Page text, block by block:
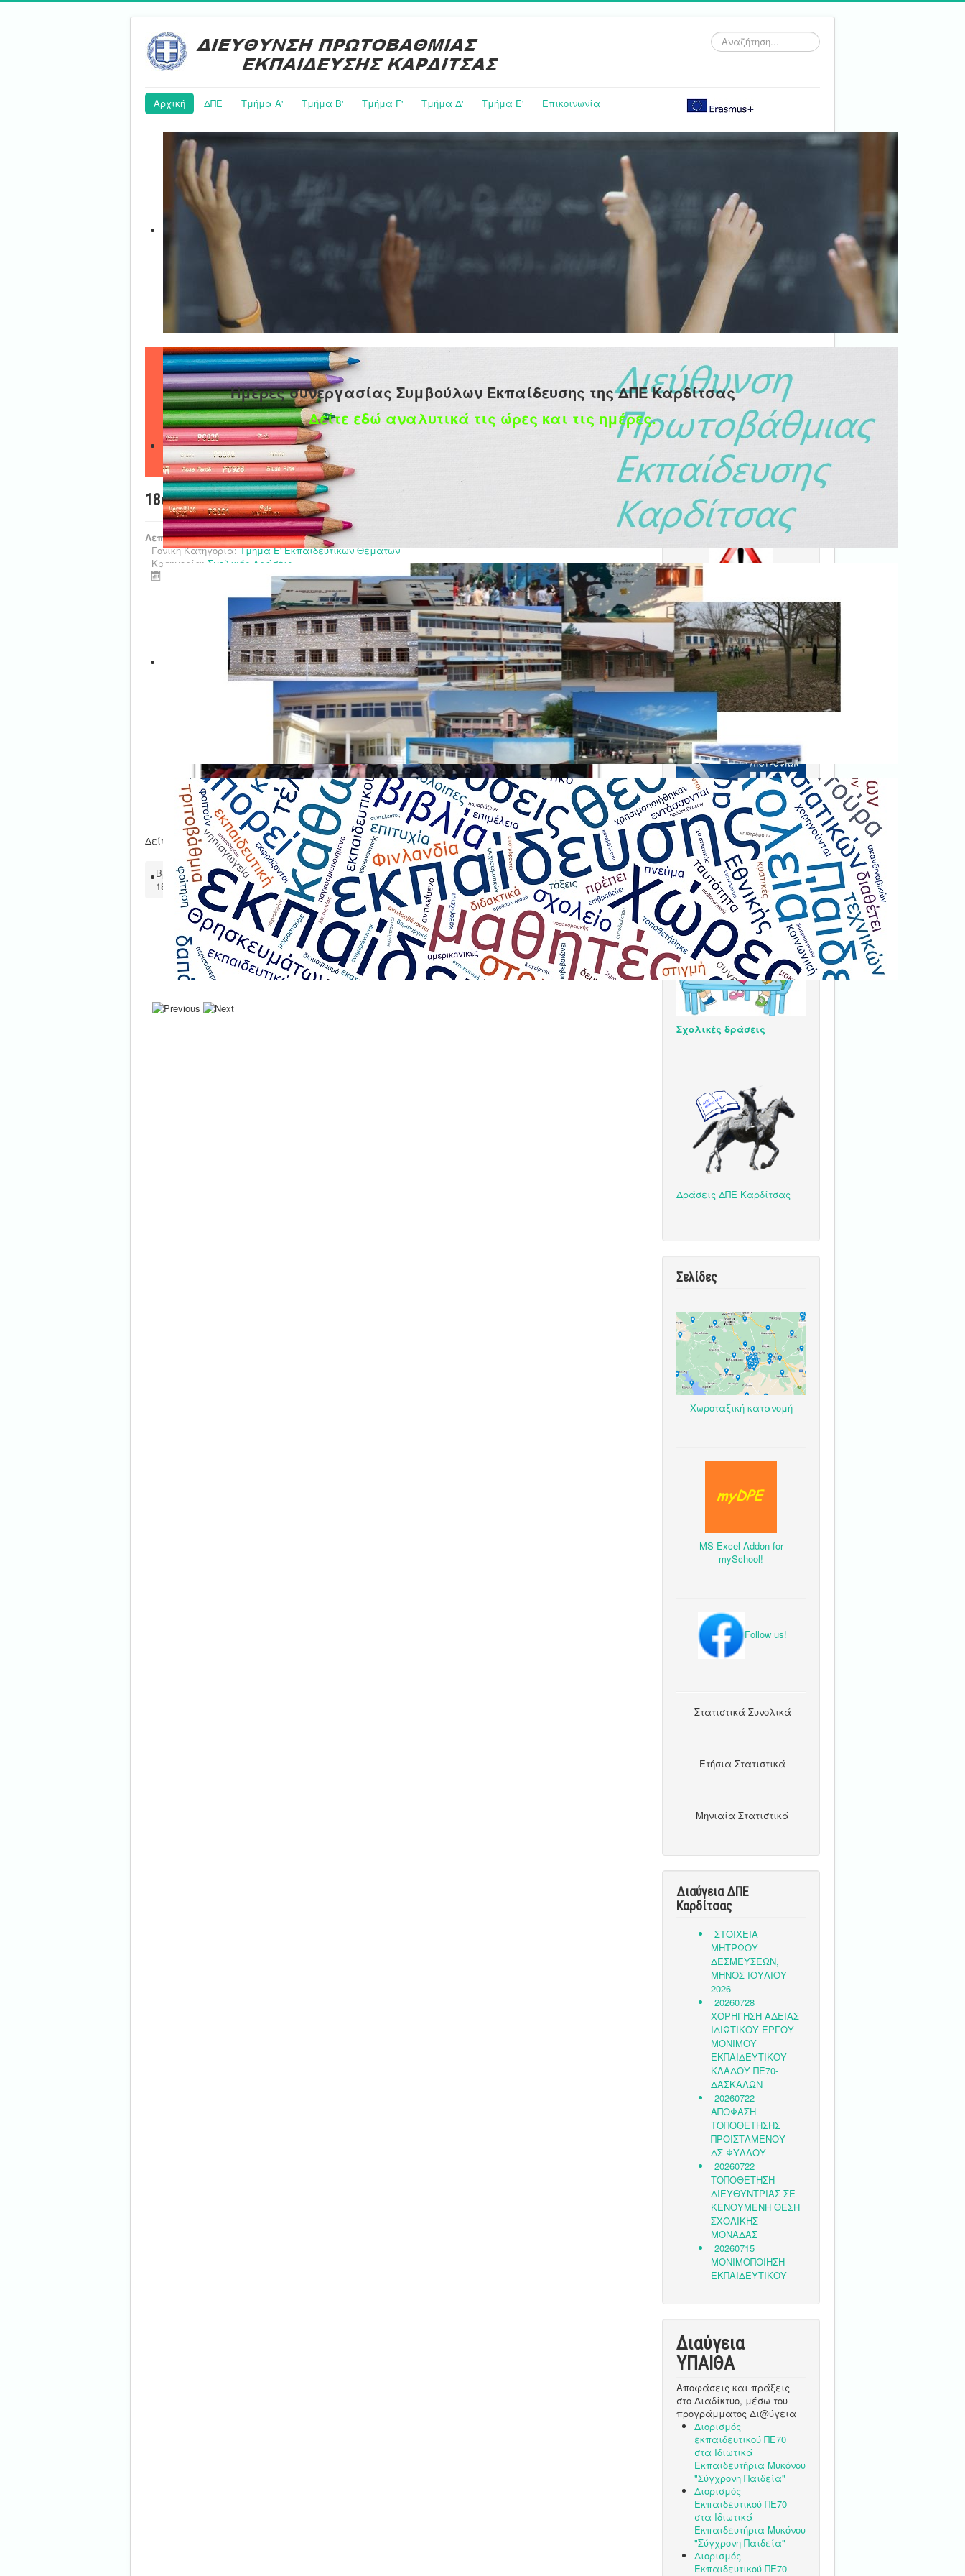
Αναζήτηση...
Αρχική ΔΠΕ Τμήμα Α' Τμήμα Β' Τμήμα Γ' Τμήμα Δ' Τμήμα E' Επικοινωνία
Ημέρες συνεργασίας Συμβούλων Εκπαίδευσης της ΔΠΕ Καρδίτσας
Δείτε εδώ αναλυτικά τις ώρες και τις ημέρες.
18ο ΔΣ Καρδίτσας - Παγκόσμια Ημέρα ΑΜΕΑ
Λεπτομέρειες
Γονική Κατηγορία:Τμήμα Ε' Εκπαιδευτικών Θεμάτων
Κατηγορία: Σχολικές Δράσεις
Τελευταία ενημέρωση : 07 Δεκεμβρίου 2022
Δείτε το Δελτίο Τύπου εδώ.
Βρίσκεστε εδώ: Αρχική Διάφορα
Σχολικές Δράσεις
18ο ΔΣ Καρδίτσας - Παγκόσμια Ημέρα ΑΜΕΑ
Ψηφιακή βεβαίωση
εγγράφου
'Ολα τα έγγραφα προς τις
δημόσιες υπηρεσίες πρέπει
να είναι ψηφιακά
υπογεγραμμένα.
Ξεκινήστε εδώ.
Διαβάστε την αντίστοιχη
νομοθεσίαεδώ
Erasmus+
Σχολικές δράσεις
Δράσεις ΔΠΕ Καρδίτσας
Σελίδες
Χωροταξική κατανομή
MS Excel Addon for
mySchool!
Follow us!
Στατιστικά Συνολικά
Ετήσια Στατιστικά
Μηνιαία Στατιστικά
Διαύγεια ΔΠΕ
Καρδίτσας
Διαύγεια
ΥΠΑΙΘA
Αποφάσεις και πράξεις
στο Διαδίκτυο, μέσω του
προγράμματος Δι@ύγεια
Διορισμός
εκπαιδευτικού ΠΕ70
στα Ιδιωτικά
Εκπαιδευτήρια Μυκόνου
"Σύγχρονη Παιδεία"
Διορισμός
Εκπαιδευτικού ΠΕ70
στα Ιδιωτικά
Εκπαιδευτήρια Μυκόνου
"Σύγχρονη Παιδεία"
Διορισμός
Εκπαιδευτικού ΠΕ70